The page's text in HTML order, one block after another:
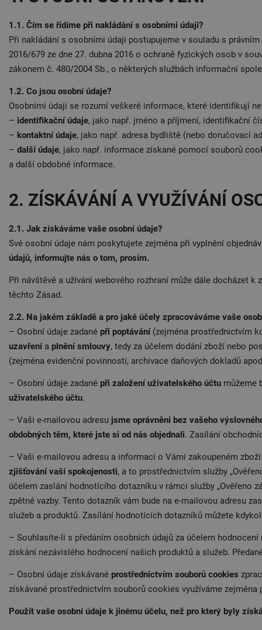
1.1. Čím se řídíme při nakládání s osobními údaji?
Při nakládání s osobními údaji postupujeme v souladu s
2016/679 ze dne 27. dubna 2016 o ochraně fyzických osob v
zákonem č. 480/2004 Sb., o některých službách informační
1.2. Co jsou osobní údaje?
Osobními údaji se rozumí veškeré informace, které identifikují
– identifikační údaje, jako např. jméno a příjmení, identifikační
– kontaktní údaje, jako např. adresa bydliště (nebo doručovací
– další údaje, jako např. informace získané pomocí souborů
a další obdobné informace.
2. ZÍSKÁVÁNÍ A VYUŽÍVÁNÍ
2.1. Jak získáváme vaše osobní údaje?
Své osobní údaje nám poskytujete zejména při vyplnění
údajů, informujte nás o tom, prosím.
Při návštěvě a užívání webového rozhraní může dále docházet
těchto Zásad.
2.2. Na jakém základě a pro jaké účely zpracováváme vaše
– Osobní údaje zadané při poptávání (zejména prostřednictvím
uzavřenía plnění smlouvy, tedy za účelem dodání zboží nebo
(zejména evidenční povinnosti, archivace daňových dokladů
– Osobní údaje zadané při založení uživatelského účtu můžeme
uživatelského účtu.
– Vaši e-mailovou adresu jsme oprávněni bez vašeho
obdobných těm, které jste si od nás objednali. Zasílání
– Vaši e-mailovou adresu a informaci o Vámi zakoupeném
zjišťování vaší spokojenosti, a to prostřednictvím služby
účelem zaslání hodnotícího dotazníku v rámci služby „Ověřeno
zpětné vazby. Tento dotazník vám bude na e-mailovou adresu
služeb a produktů. Zasílání hodnotících dotazníků můžete
– Souhlasíte-li s předáním osobních údajů za účelem
získání nezávislého hodnocení našich produktů a služeb.
– Osobní údaje získávané prostřednictvím souborů cookies
získávané prostřednictvím souborů cookies využíváme zejména
Použít vaše osobní údaje k jinému účelu, než pro který byly